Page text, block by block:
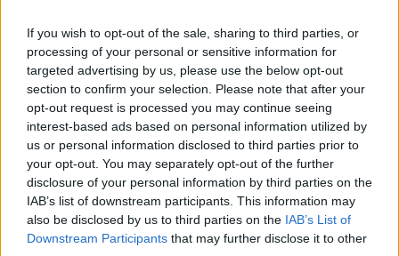
If you wish to opt-out of the sale, sharing to third parties, or
processing of your personal or sensitive information for
targeted advertising by us, please use the below opt-out
section to confirm your selection. Please note that after your
opt-out request is processed you may continue seeing
interest-based ads based on personal information utilized by
us or personal information disclosed to third parties prior to
your opt-out. You may separately opt-out of the further
disclosure of your personal information by third parties on the
IAB’s list of downstream participants. This information may
also be disclosed by us to third parties on the IAB’s List of
Downstream Participants that may further disclose it to other
trovo più grave del fatto che qualcuno si sia "susinato" per anni
il catalogo dell'Ikea di cui sono socia.... M.S.
robocop
8633
Inserito il 07/11/2010 alle: 19:46:45
ci sono passato un paio d'anni fà, inizialmente solo ritardi, poi
mancate consegne. Avvisai l'editore che, benchè riluttante, mi
mandò alcuni dei numeri mancanti. Al secondo appello mi
risposero d'arrangiarmi, cosa che feci denunciando l'accaduto
al responsabile del magazzino consegne dell'ufficio postale.
Inutile dire che oggi non sono più abbonato a quella rivista[:(]